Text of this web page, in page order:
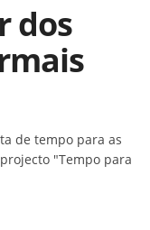
dos
de tempo para as
"Tempo para